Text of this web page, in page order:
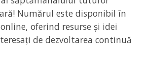
Numărul este disponibil în
oferind resurse și idei
de dezvoltarea continuă